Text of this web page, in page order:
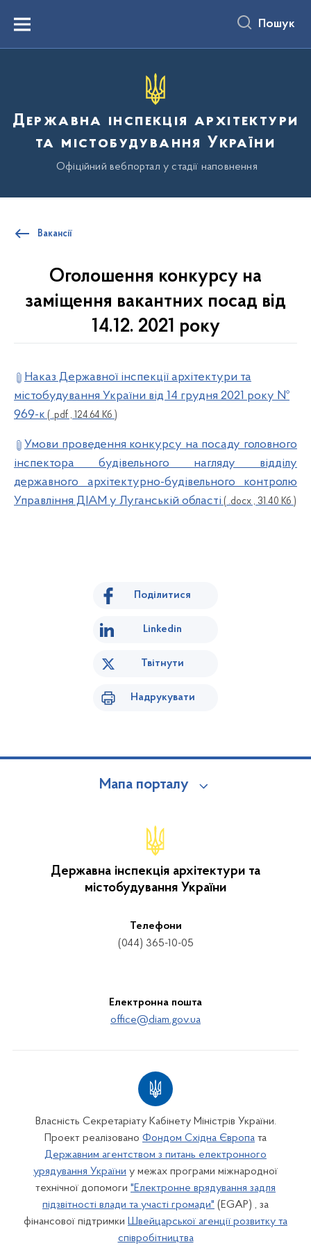
вмістуMenu Пошук
Державна інспекція архітектури
та містобудування України
Офіційний вебпортал у стадії наповнення
Вакансії
Оголошення конкурсу на
заміщення вакантних посад від
14.12. 2021 року
Наказ Державної інспекції архітектури та
містобудування України від 14 грудня 2021 року №
969-к ( .pdf , 124.64 Кб )
Умови проведення конкурсу на посаду головного
інспектора будівельного нагляду відділу
державного архітектурно-будівельного контролю
Управління ДІАМ у Луганській області ( .docx , 31.40 Кб )
Поділитися
Linkedin
Твітнути
Надрукувати
Мапа порталу
Державна інспекція архітектури та
містобудування України
Телефони
(044) 365-10-05
Електронна пошта
office@diam.gov.ua
Власність Секретаріату Кабінету Міністрів України.
Проект реалізовано Фондом Східна Європа та
Державним агентством з питань електронного
урядування України у межах програми міжнародної
технічної допомоги "Електронне врядування задля
підзвітності влади та участі громади" (EGAP) , за
фінансової підтримки Швейцарської агенції розвитку та
співробітництва